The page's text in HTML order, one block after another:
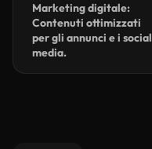
Marketing digitale:
Contenuti ottimizzati
per gli annunci e i social
media.